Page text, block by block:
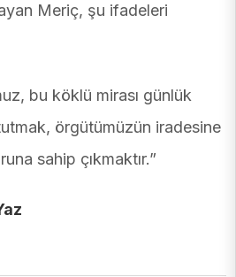
Meriç, şu ifadeleri
bu köklü mirası günlük
örgütümüzün iradesine
sahip çıkmaktır.”